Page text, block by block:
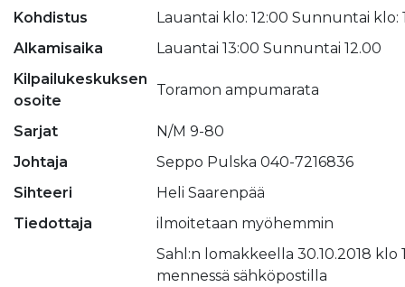
Kohdistus
Lauantai klo: 12:00 Sunnuntai klo:
Alkamisaika
Lauantai 13:00 Sunnuntai 12.00
Kilpailukeskuksen
osoite
Toramon ampumarata
Sarjat
N/M 9-80
Johtaja
Seppo Pulska 040-7216836
Sihteeri
Heli Saarenpää
Tiedottaja
ilmoitetaan myöhemmin
Sahl:n lomakkeella 30.10.2018 klo
mennessä sähköpostilla